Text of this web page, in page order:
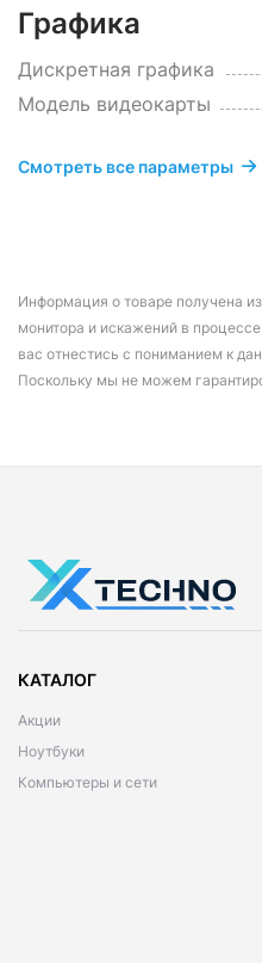
Графика
Дискретная графика
Модель видеокарты
Смотреть все параметры
Информация о товаре получена
монитора и искажений в
вас отнестись с пониманием к
Поскольку мы не можем
КАТАЛОГ
Акции
Ноутбуки
Компьютеры и сети